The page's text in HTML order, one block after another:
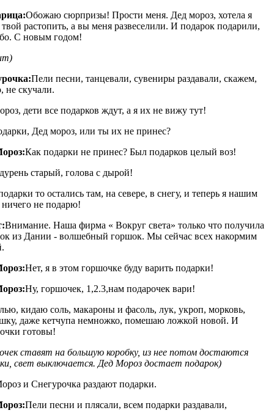
Обожаю сюрпризы! Прости меня. Дед мороз, хотела я
твой растопить, а вы меня развеселили. И подарок подарили,
С новым годом!
Пели песни, танцевали, сувениры раздавали, скажем,
не скучали.
дети все подарков ждут, а я их не вижу тут!
Дед мороз, или ты их не принес?
Как подарки не принес? Был подарков целый воз!
старый, голова с дырой!
то остались там, на севере, в снегу, и теперь я нашим
ничего не подарю!
Внимание. Наша фирма « Вокруг света» только что получила
из Дании - волшебный горшок. Мы сейчас всех накормим
Нет, я в этом горшочке буду варить подарки!
Ну, горшочек, 1,2.3,нам подарочек вари!
кидаю соль, макароны и фасоль, лук, укроп, морковь,
даже кетчупа немножко, помешаю ложкой новой. И
готовы!
ставят на большую коробку, из нее потом достаются
свет выключается. Дед Мороз достает подарок)
и Снегурочка раздают подарки.
Пели песни и плясали, всем подарки раздавали,